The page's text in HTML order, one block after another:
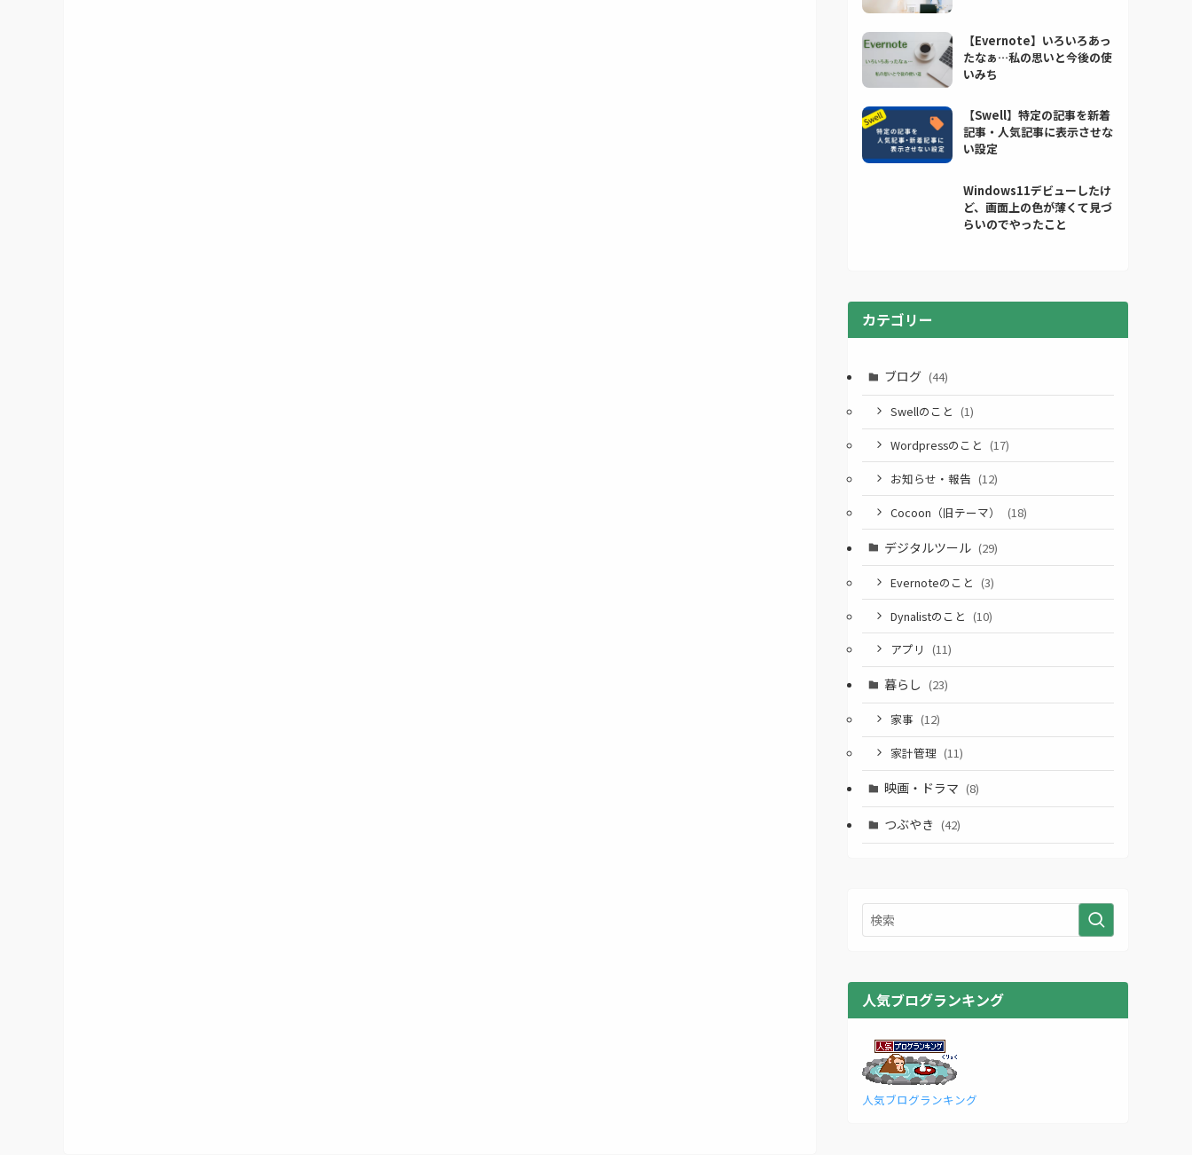
【Evernote】いろいろあっ
たなぁ…私の思いと今後の使
いみち
【Swell】特定の記事を新着
記事・人気記事に表示させな
い設定
Windows11デビューしたけ
ど、画面上の色が薄くて見づ
らいのでやったこと
カテゴリー
ブログ (44)
Swellのこと (1)
Wordpressのこと (17)
お知らせ・報告 (12)
Cocoon（旧テーマ）
(18)
デジタルツール (29)
Evernoteのこと (3)
Dynalistのこと (10)
アプリ
(11)
暮らし (23)
家事 (12)
家計管理 (11)
映画・ドラマ (8)
つぶやき (42)
人気ブログランキング
人気ブログランキング